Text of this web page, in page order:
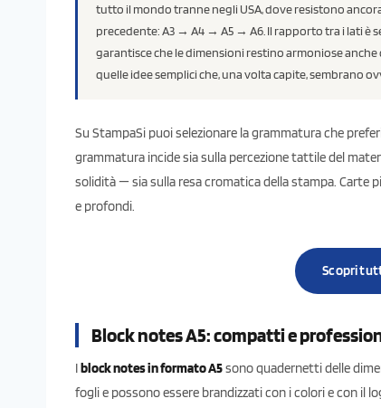
tutto il mondo tranne negli USA, dove resistono
precedente: A3 → A4 → A5 → A6. Il rapporto tra i lati è
garantisce che le dimensioni restino armoniose
quelle idee semplici che, una volta capite, sembrano
Su StampaSi puoi selezionare la grammatura che
grammatura incide sia sulla percezione tattile del
solidità — sia sulla resa cromatica della stampa. Carte
e profondi.
Scopri
Block notes A5: compatti e
Iblock notes in formato A5sono quadernetti delle
fogli e possono essere brandizzati con i colori e con il